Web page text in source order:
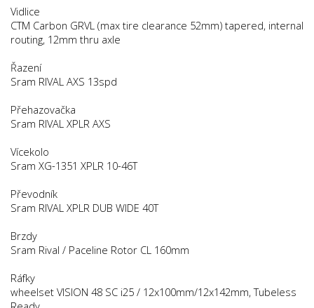
Vidlice
CTM Carbon GRVL (max tire clearance 52mm) tapered, internal
routing, 12mm thru axle
Řazení
Sram RIVAL AXS 13spd
Přehazovačka
Sram RIVAL XPLR AXS
Vícekolo
Sram XG-1351 XPLR 10-46T
Převodník
Sram RIVAL XPLR DUB WIDE 40T
Brzdy
Sram Rival / Paceline Rotor CL 160mm
Ráfky
wheelset VISION 48 SC i25 / 12x100mm/12x142mm, Tubeless